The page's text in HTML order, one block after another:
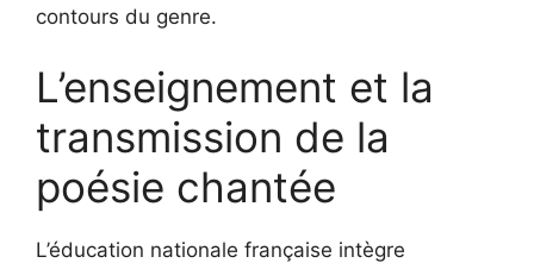
contours du genre.
L’enseignement et la
transmission de la
poésie chantée
L’éducation nationale française intègre